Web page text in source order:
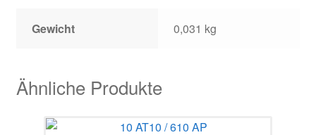
Gewicht 0,031 kg
Ähnliche Produkte